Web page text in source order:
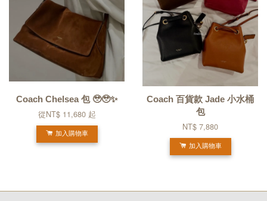
Coach Chelsea 包 🥹🥹✨
從NT$ 11,680 起
加入購物車
Coach 百貨款 Jade 小水桶
包
NT$ 7,880
加入購物車